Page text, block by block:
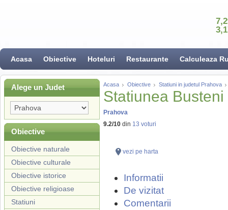
Acasa Obiective Hoteluri Restaurante Calculeaza
Alege un Judet
Obiective
Obiective naturale
Obiective culturale
Obiective istorice
Obiective religioase
Statiuni
Acasa Obiective Statiuni in judetul Prahova
Statiunea Busteni
Prahova
9.2/10 din 13 voturi
vezi pe harta
Informatii
De vizitat
Comentarii